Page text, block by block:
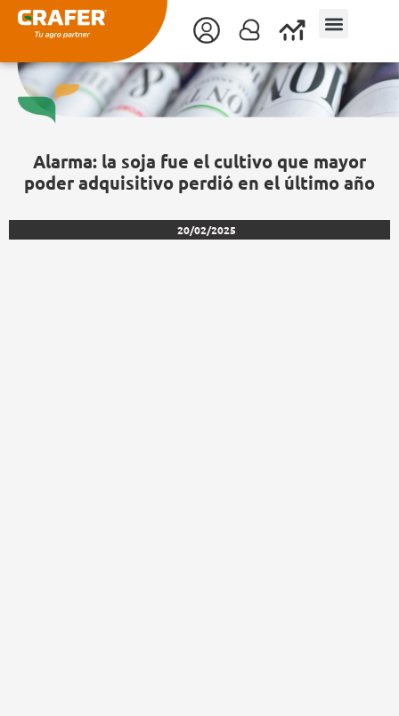
contenido
Alarma: la soja fue el cultivo que mayor
poder adquisitivo perdió en el último año
20/02/2025